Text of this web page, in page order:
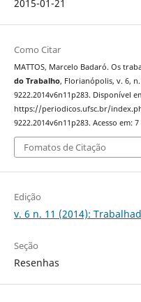
2015-01-21
Como Citar
MATTOS, Marcelo Badaró. Os
do Trabalho, Florianópolis, v. 6, n.
9222.2014v6n11p283. Disponível
https://periodicos.ufsc.br/
9222.2014v6n11p283. Acesso em:
Fomatos de Citação
Edição
v. 6 n. 11 (2014):
Seção
Resenhas